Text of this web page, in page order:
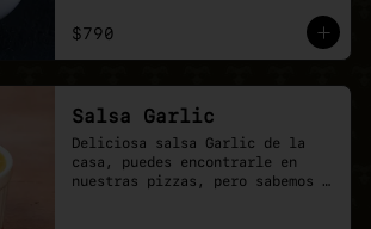
$790
Salsa Garlic
Deliciosa salsa Garlic de la
casa, puedes encontrarle en
nuestras pizzas, pero sabemos